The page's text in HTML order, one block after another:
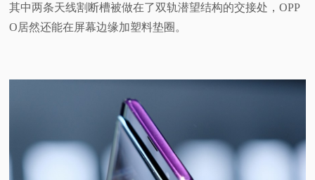
其中两条天线割断槽被做在了双轨潜望结构的交接处，OPP
O居然还能在屏幕边缘加塑料垫圈。